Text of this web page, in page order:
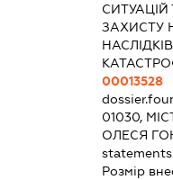
ЗАХИСТУ
00013528
01030,
ОЛЕСЯ
Розмір